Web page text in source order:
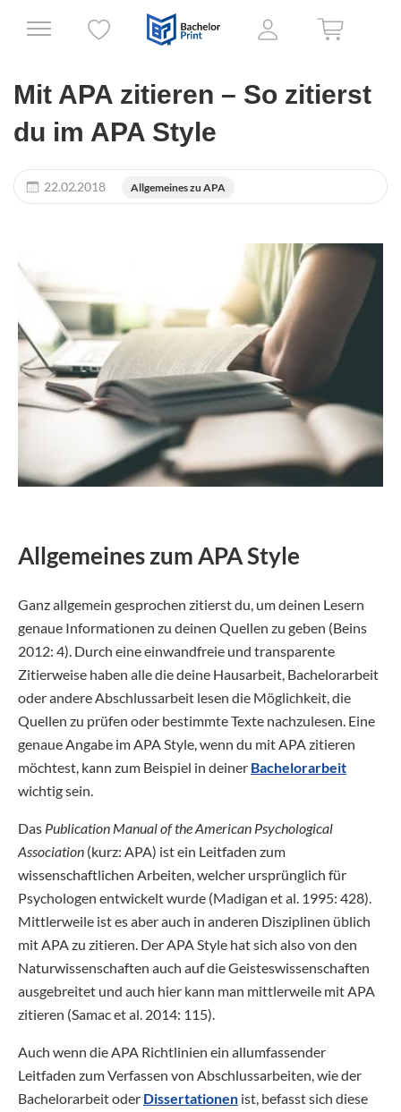
Mit APA zitieren – So zitierst
du im APA Style
22.02.2018 Allgemeines zu APA
Allgemeines zum APA Style
Ganz allgemein gesprochen zitierst du, um deinen Lesern
genaue Informationen zu deinen Quellen zu geben (Beins
2012: 4). Durch eine einwandfreie und transparente
Zitierweise haben alle die deine Hausarbeit, Bachelorarbeit
oder andere Abschlussarbeit lesen die Möglichkeit, die
Quellen zu prüfen oder bestimmte Texte nachzulesen. Eine
genaue Angabe im APA Style, wenn du mit APA zitieren
möchtest, kann zum Beispiel in deiner Bachelorarbeit
wichtig sein.
Das Publication Manual of the American Psychological
Association (kurz: APA) ist ein Leitfaden zum
wissenschaftlichen Arbeiten, welcher ursprünglich für
Psychologen entwickelt wurde (Madigan et al. 1995: 428).
Mittlerweile ist es aber auch in anderen Disziplinen üblich
mit APA zu zitieren. Der APA Style hat sich also von den
Naturwissenschaften auch auf die Geisteswissenschaften
ausgebreitet und auch hier kann man mittlerweile mit APA
zitieren (Samac et al. 2014: 115).
Auch wenn die APA Richtlinien ein allumfassender
Leitfaden zum Verfassen von Abschlussarbeiten, wie der
Bachelorarbeit oder Dissertationen ist, befasst sich diese